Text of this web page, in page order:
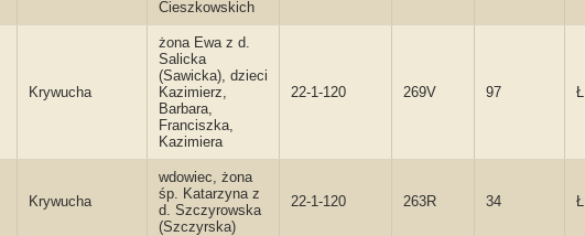
Cieszkowskich
Krywucha
żona Ewa z d.
Salicka
(Sawicka), dzieci
Kazimierz,
Barbara,
Franciszka,
Kazimiera
22-1-120 269V 97 Ł
Krywucha
wdowiec, żona
śp. Katarzyna z
d. Szczyrowska
(Szczyrska)
22-1-120 263R 34 Ł